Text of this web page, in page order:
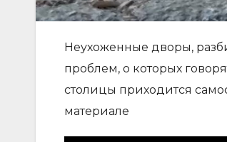
Неухоженные дворы,
проблем, о которых
столицы приходится
материале